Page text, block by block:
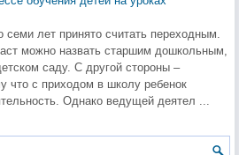
семи лет принято считать переходным.
можно назвать старшим дошкольным,
саду. С другой стороны –
с приходом в школу ребенок
Однако ведущей деятел ...